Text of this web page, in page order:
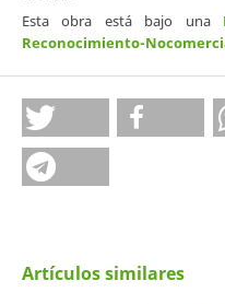
Esta obra está bajo una
Reconocimiento-
Artículos similares